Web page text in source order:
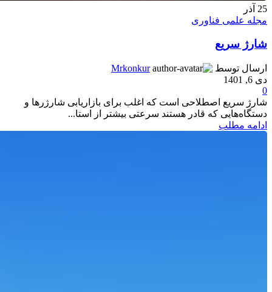
25 آذر
مجله علمی فناوری
شارژ سریع
ارسال توسط
Mrkonkur
دی 6, 1401
0
شارژ سریع اصطلاحی است که اغلب برای بازاریابی شارژرها و
دستگاه‌هایی که قادر هستند سرعتی بیشتر از استا...
ادامه مطلب